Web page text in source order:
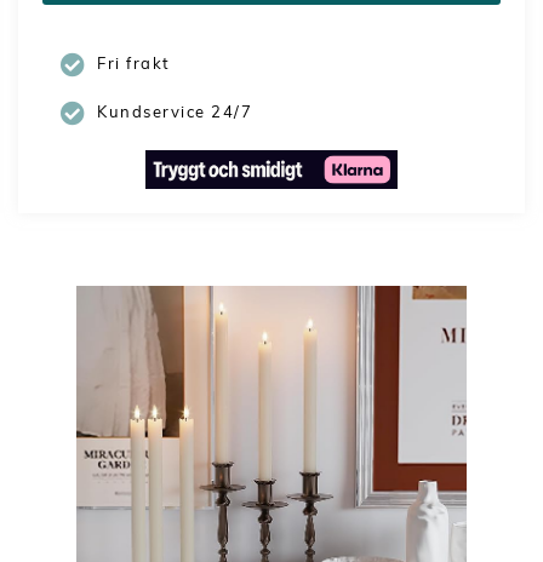
Fri frakt
Kundservice 24/7